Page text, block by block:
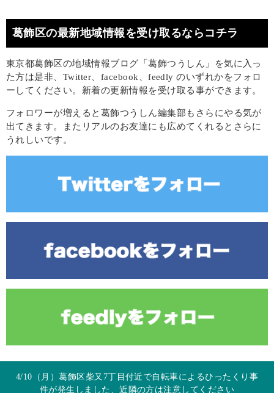
葛飾区の最新地域情報を受け取るならコチラ
東京都葛飾区の地域情報ブログ「葛飾つうしん」を気に入っ
た方は是非、Twitter、facebook、feedly のいずれかをフォロ
ーしてください。新着の更新情報を受け取る事ができます。
フォロワーが増えると葛飾つうしん編集部もさらにやる気が
出てきます。またリアルのお友達にも広めてくれるとさらに
うれしいです。
4/10（月）葛飾区柴又7丁目付近で自転車によるひったくり事
件が発生しました、近隣の方は注意してください